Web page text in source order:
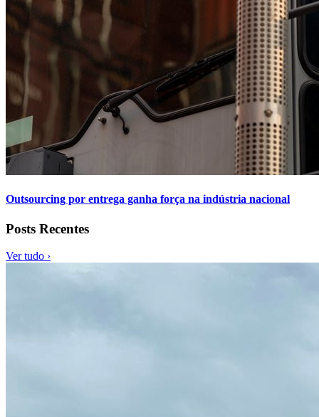
Outsourcing por entrega ganha força na indústria nacional
Posts Recentes
Ver tudo ›